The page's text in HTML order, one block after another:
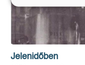
Jelenidőben